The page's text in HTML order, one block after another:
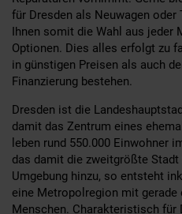
für Dresden als Neuwagen oder
Ihnen somit die Wahl aus jeder
Optionen. Dies alles erfolgt zu
in günstigen Preisen als auch
Finanzierung bestehen.
Dresden ist die
damit das Zentrum eines
leben rund 550.000 Einwohner
das damit die zweitgrößte
Umgebung hinzu, so entsteht
eine Metropolregion mit gerade
Menschen. Charakteristisch für